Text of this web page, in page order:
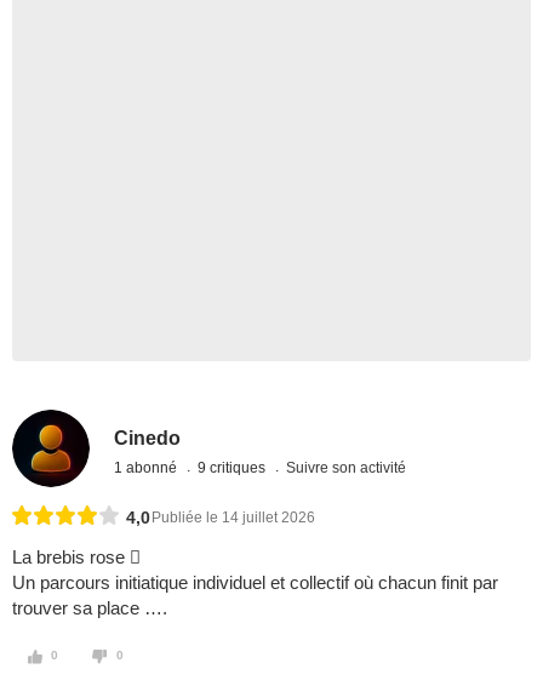
Cinedo
1 abonné 9 critiques Suivre son activité
4,0 Publiée le 14 juillet 2026
La brebis rose 
Un parcours initiatique individuel et collectif où chacun finit par
trouver sa place ….
0 0